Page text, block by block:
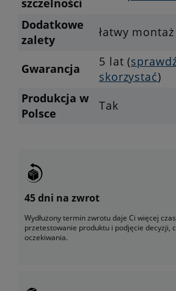
Dodatkowe
zalety
łatwy montaż
Gwarancja 5 lat (
skorzystać)
Produkcja w
Polsce
Tak
45 dni na zwrot
Wydłużony termin zwrotu daje Ci więcej
przetestowanie produktu i podjęcie decyzji,
oczekiwania.